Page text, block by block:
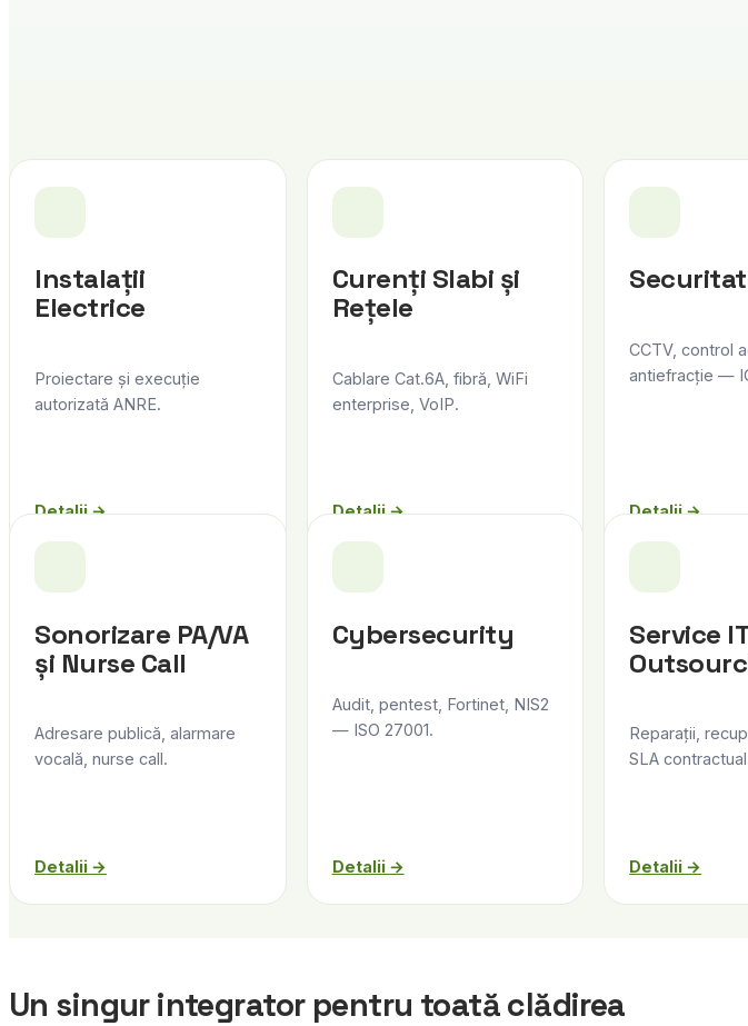
Instalații
Electrice
Proiectare și execuție
autorizată ANRE.
Detalii →
Curenți Slabi și
Rețele
Cablare Cat.6A, fibră, WiFi
enterprise, VoIP.
Detalii →
CCTV, control
antiefracție —
Detalii →
Sonorizare PA/VA
și Nurse Call
Adresare publică, alarmare
vocală, nurse call.
Detalii →
Cybersecurity
Audit, pentest, Fortinet, NIS2
— ISO 27001.
Detalii →
Service
Reparații,
SLA
Detalii →
Un singur integrator pentru toată clădirea